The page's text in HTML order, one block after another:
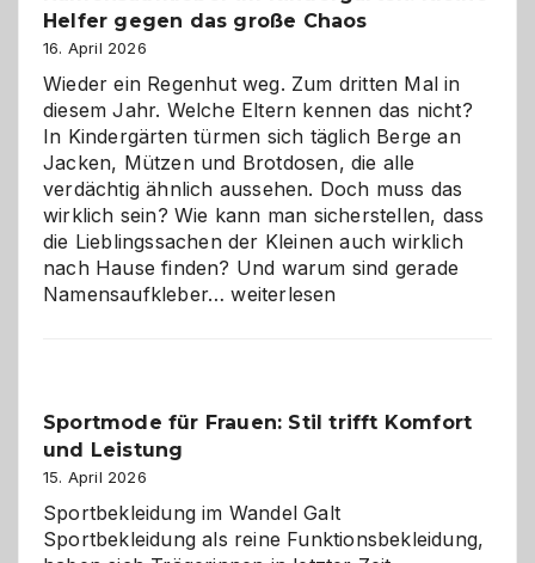
eine
Wahl?
Helfer gegen das große Chaos
16. April 2026
Wieder ein Regenhut weg. Zum dritten Mal in
diesem Jahr. Welche Eltern kennen das nicht?
In Kindergärten türmen sich täglich Berge an
Jacken, Mützen und Brotdosen, die alle
verdächtig ähnlich aussehen. Doch muss das
wirklich sein? Wie kann man sicherstellen, dass
die Lieblingssachen der Kleinen auch wirklich
nach Hause finden? Und warum sind gerade
Namensaufkleber…Namensaufkleber
gegen
Chaos
weiterlesen
Sportmode für Frauen: Stil trifft Komfort
und Leistung
15. April 2026
Sportbekleidung im Wandel Galt
Sportbekleidung als reine Funktionsbekleidung,